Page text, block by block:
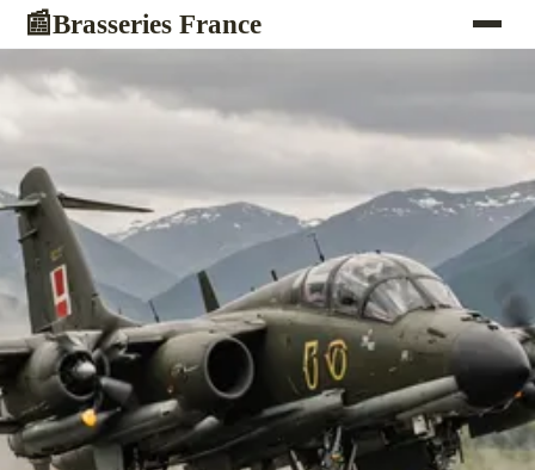
📰Brasseries France